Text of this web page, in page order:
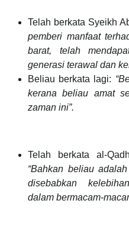
Telah berkata Syeikh
pemberi manfaat
barat, telah
generasi terawal dan
Beliau berkata lagi:
kerana beliau amat
zaman ini”.
Telah berkata al-
“Bahkan beliau
disebabkan
dalam bermacam-